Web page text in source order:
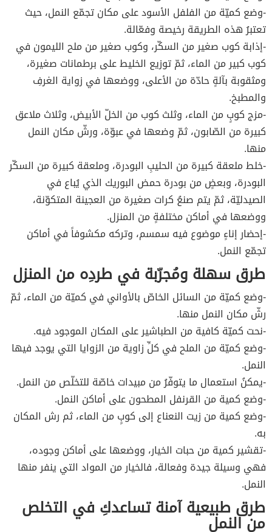
-وضع كميّة من الفلفل الأسود على مكان تجمّع النمل، حيث
تعتبرُ هذه الطريقة رخيصة وفعّالة.
-إذابة كوب صغير من السكّر، وكوب صغير من ملح الليمون في
كوب كبير من الماء، ثمّ توزيع الخليط على برطمانات صغيرة،
ومثقوبة بآلةٍ حادّة من الأعلى، ووضعها في زواية الغرفِ
والمطبخ.
-مزج كوبٍ من الماء، وثلث كوب من الخلّ الأبيض، وثلاث ملاعق
كبيرة من الصّابون، ثمّ وضعها في عبوّة، ورشّ مكان النمل
منها.
-خلط ملعقة كبيرة من الحليبِ البودرة، وملعقة كبيرة من السكّر
البودرة، وبعضٍ من بودرة حمض البوريك الذي يُباع في
الصيدليّة، ثمّ يتم صنعُ كرات صغيرة من العجينة المتكوّنة،
ووضعها في أماكن مختلفةٍ من المنزل.
-إحضار إناءٍ موضوع فيه سمسم، وتركه مكشوفاً في أماكن
تجمّع النمل.
طرق سهلة ومُجرّبة في طردِه من المنزل
-وضع كميّة من السائل الخاصّ بالأواني في كميّة من الماء، ثمّ
رشّ مكان النمل منها.
-نحت كميّة كافية من الطباشير على المكان الموجود فيه.
-وضع كميّة من الملح في كلِّ زاوية من الزوايا التي يوجد فيها
النمل.
-يمكنُ استعمال ما يتوفّرُ من مبيدات خاصّة للتخلّص من النمل.
-وضع كمية من القرنفل المطحون على أماكن النمل.
-وضع كمية من زيت النعناع إلى كوبٍ من الماء، ثم رش المكان
به.
-تقشير كمية من حبات الخيار، ووضعها على أماكن وجوده،
فهي وسيلة جيدة وفعالة، فالخيار من المواد التي ينفر منها
النمل.
طرق طبيعية آمنة تساعدكِ في التخلص
من النمل